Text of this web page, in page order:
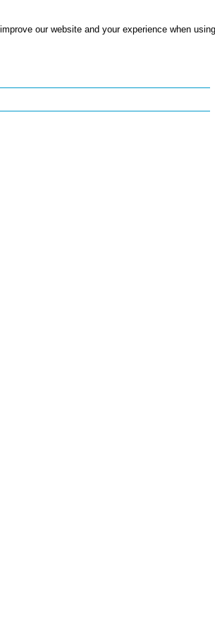
our website and your experience when using